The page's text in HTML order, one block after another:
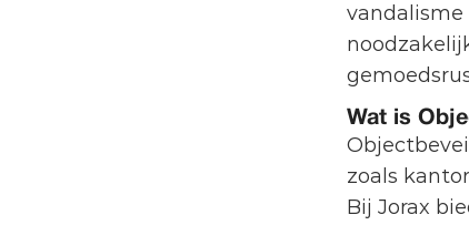
Wat is
zoals
Bij Jorax